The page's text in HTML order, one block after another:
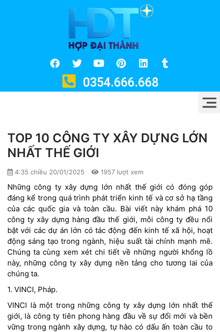
0354.666.668
TOP 10 CÔNG TY XÂY DỰNG LỚN
NHẤT THẾ GIỚI
4:35 chiều 20/01/2025 1957 lượt xem
Những công ty xây dựng lớn nhất thế giới có đóng góp
đáng kể trong quá trình phát triển kinh tế và cơ sở hạ tầng
của các quốc gia và toàn cầu. Bài viết này khám phá 10
công ty xây dựng hàng đầu thế giới, mỗi công ty đều nổi
bật với các dự án lớn có tác động đến kinh tế xã hội, hoạt
động sáng tạo trong ngành, hiệu suất tài chính mạnh mẽ.
Chúng ta cùng xem xét chi tiết về những người khổng lồ
này, những công ty xây dựng nền tảng cho tương lai của
chúng ta.
1. VINCI, Pháp.
VINCI là một trong những công ty xây dựng lớn nhất thế
giới, là công ty tiên phong hàng đầu về sự đổi mới và bền
vững trong ngành xây dựng, tự hào có dấu ấn toàn cầu to